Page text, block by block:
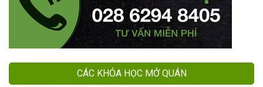
CÁC KHÓA HỌC MỞ QUÁN